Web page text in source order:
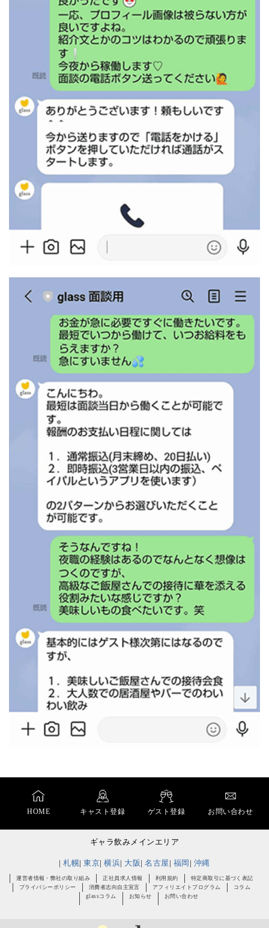
HOME キャスト登録 ゲスト登録 お問い合わせ
ギャラ飲みメインエリア
札幌 東京 横浜 大阪 名古屋 福岡 沖縄
運営者情報・弊社の取り組み 正社員求人情報 利用規約
特定商取引に基づく表記
プライバシーポリシー
消費者志向自主宣言 アフィリエイトプログラム
コラム
glassコラム
お知らせ お問い合わせ